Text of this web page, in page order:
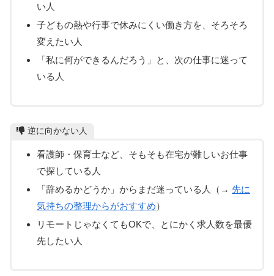
い人
子どもの熱や行事で休みにくい働き方を、そろそろ
変えたい人
「私に何ができるんだろう」と、次の仕事に迷って
いる人
逆に向かない人
看護師・保育士など、そもそも在宅が難しいお仕事
で探している人
「辞めるかどうか」からまだ迷っている人（→ 先に
気持ちの整理からがおすすめ）
リモートじゃなくてもOKで、とにかく求人数を最優
先したい人